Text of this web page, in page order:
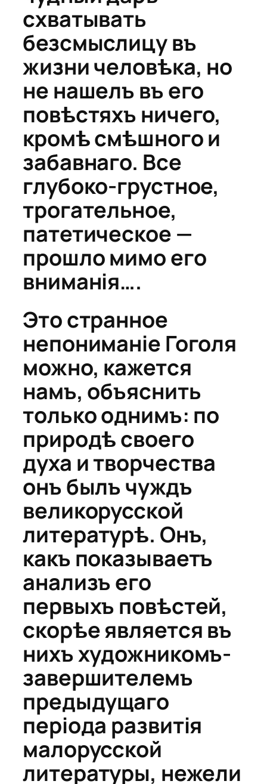
схватывать
безсмыслицу въ
жизни человѣка, но
не нашелъ въ его
повѣстяхъ ничего,
кромѣ смѣшного и
забавнаго. Все
глубоко-грустное,
трогательное,
патетическое —
прошло мимо его
вниманія….
Это странное
непониманіе Гоголя
можно, кажется
намъ, объяснить
только однимъ: по
природѣ своего
духа и творчества
онъ былъ чуждъ
великорусской
литературѣ. Онъ,
какъ показываетъ
анализъ его
первыхъ повѣстей,
скорѣе является въ
нихъ художникомъ-
завершителемъ
предыдущаго
періода развитія
малорусской
литературы, нежели